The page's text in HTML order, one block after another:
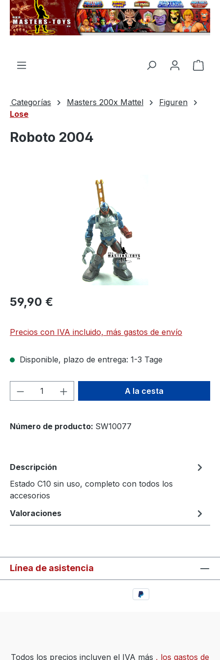
principal
El
Categorías Masters 200x Mattel
Figuren
Lose
Roboto 2004
Omitir galería de imágenes
59,90 €
Precios con IVA incluido, más gastos de envío
Disponible, plazo de entrega: 1-3 Tage
Cantidad del producto: introduce la
A la cesta
Número de producto: SW10077
Descripción
Estado C10 sin uso, completo con todos los
accesorios
Valoraciones
Línea de asistencia
Todos los precios incluyen el IVA más , los gastos de